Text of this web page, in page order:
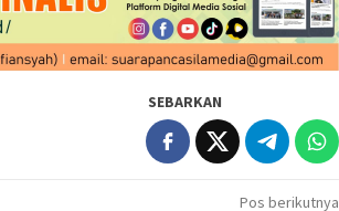
SEBARKAN
Pos berikutnya